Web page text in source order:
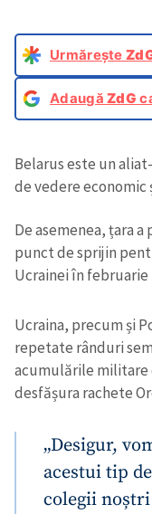
Urmărește
AdaugăZdG
Belarus este un
de vedere
De asemenea, țara
punct de sprijin
Ucrainei în februarie
Ucraina, precum și
repetate rânduri
acumulările militare
desfășura rachete
„Desigur,
acestui tip
colegii